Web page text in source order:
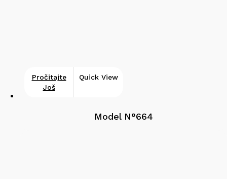
Pročitajte
Još
Quick View
Model N°664